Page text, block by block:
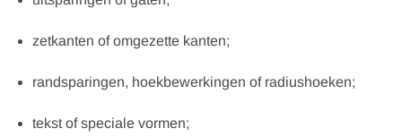
zetkanten of omgezette kanten;
randsparingen, hoekbewerkingen of radiushoeken;
tekst of speciale vormen;